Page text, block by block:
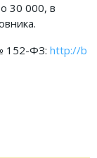
30 000, в
152-ФЗ: http://b